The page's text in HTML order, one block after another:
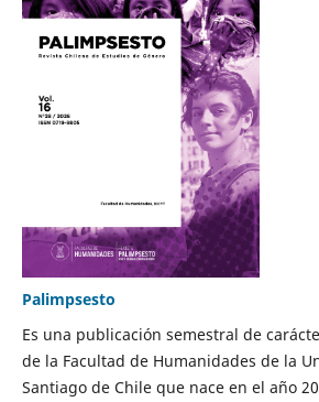
Palimpsesto
Es una publicación semestral de
de la Facultad de Humanidades de la
Santiago de Chile que nace en el año